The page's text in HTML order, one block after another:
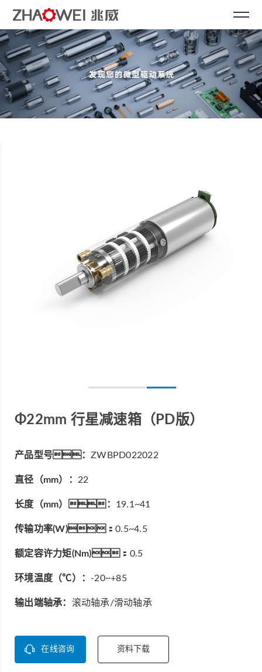
Φ22mm 行星减速箱（PD版）
产品型号：ZWBPD022022
直径（mm）： 22
长度（mm）： 19.1~41
传输功率(W)：0.5~4.5
额定容许力矩(Nm)： 0.5
环境温度（℃）： -20~+85
输出端轴承： 滚动轴承/滑动轴承
在线咨询 资料下载